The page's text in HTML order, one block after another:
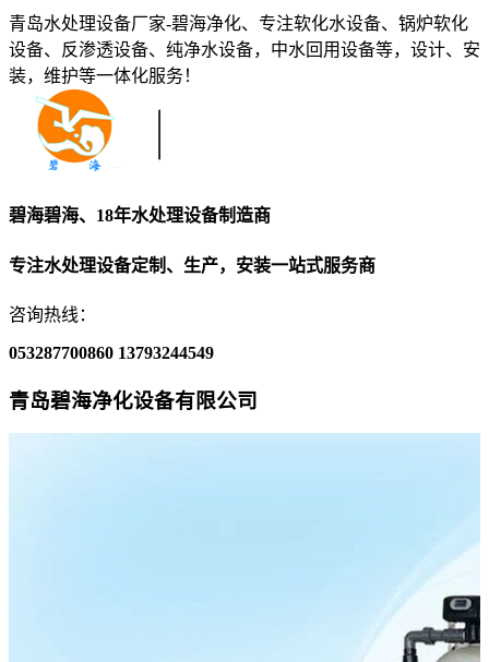
青岛水处理设备厂家-碧海净化、专注软化水设备、锅炉软化
设备、反渗透设备、纯净水设备，中水回用设备等，设计、安
装，维护等一体化服务！
碧海碧海、18年水处理设备制造商
专注水处理设备定制、生产，安装一站式服务商
咨询热线：
053287700860 13793244549
青岛碧海净化设备有限公司